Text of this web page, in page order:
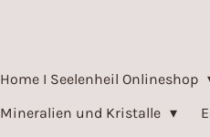
Home I Seelenheil Onlineshop
Mineralien und Kristalle